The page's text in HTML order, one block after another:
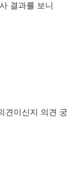
결과를 보니
견이신지 의견 궁